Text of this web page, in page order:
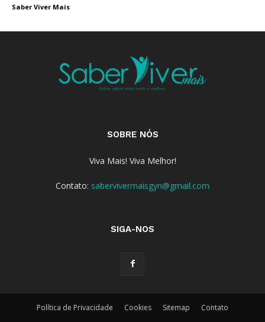
Saber Viver Mais
SOBRE NÓS
Viva Mais! Viva Melhor!
Contato: sabervivermaisgyn@gmail.com
SIGA-NOS
Política de Privacidade Cookies Sitemap Contato